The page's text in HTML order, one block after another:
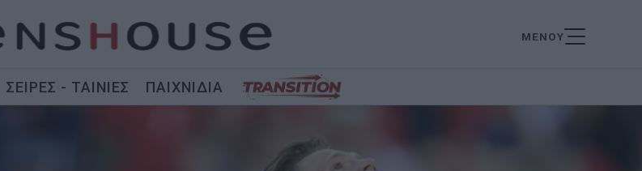
ΜΕΝΟΥ
ΣΕΙΡΕΣ - ΤΑΙΝΙΕΣ ΠΑΙΧΝΙΔΙΑ